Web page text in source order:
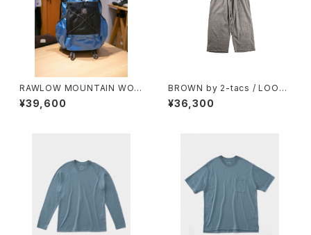
RAWLOW MOUNTAIN WOR
KS / RASCAL（BLUE）
¥39,600
BROWN by 2-tacs / LOOSE
FIT PANTS
¥36,300